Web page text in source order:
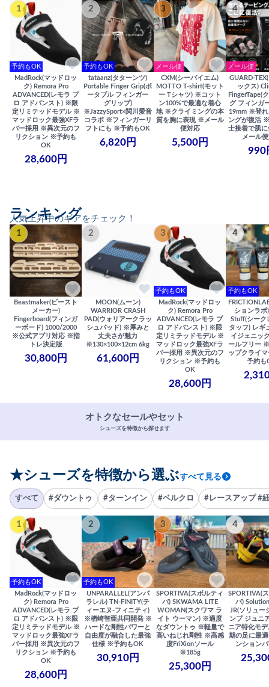
1
予約もOK
MadRock(マッドロッ
ク) Remora Pro
ADVANCED(レモラ プ
ロ アドバンスト) ※限
定リミテッドモデル ※
マッドロック最強XFラ
バー採用 ※異次元のフ
リクション ※予約も
OK
28,600円
2
予約もOK
tataanz(タターンツ)
Portable Finger Grip(ポ
ータブル フィンガー
グリップ)
※JazzySport×関川愛音
コラボ ※フィンガーリ
フトにも ※予約もOK
6,820円
3
メール便
CXM(シーバイエム)
MOTTO T-shirt(モット
ー Tシャツ) ※コット
ン100%で最適な着心
地 ※クライミングの本
質を胸に表現 ※メール
便対応
5,500円
4
メール便
GUARD-
ックス)
FingerTape(
グ フィンガ
19mm ※登れ
ングが復活
士接着で肌
メール
990
人気上昇中のギアをチェック！
ランキング
1
Beastmaker(ビースト
メーカー)
Fingerboard(フィンガ
ーボード) 1000/2000
※公式アプリ対応 ※指
トレ決定版
30,800円
2
MOON(ムーン)
WARRIOR CRASH
PAD(ウォリアークラッ
シュパッド) ※厚みと
丈夫さが魅力
※130×100×12cm 6kg
61,600円
3
予約もOK
MadRock(マッドロッ
ク) Remora Pro
ADVANCED(レモラ プ
ロ アドバンスト) ※限
定リミテッドモデル ※
マッドロック最強XFラ
バー採用 ※異次元のフ
リクション ※予約も
OK
28,600円
4
予約もOK
ションラボ
Stuff(シーク
タッフ) レギ
イジェニッ
ールフリー
ップクライ
予約も
オトクなセールやセット
シューズを特徴から探せます
★シューズを特徴から選ぶすべて見る
すべて #ダウントゥ #ターンイン #ベルクロ #レースアップ #
1
予約もOK
MadRock(マッドロッ
ク) Remora Pro
ADVANCED(レモラ プ
ロ アドバンスト) ※限
定リミテッドモデル ※
マッドロック最強XFラ
バー採用 ※異次元のフ
リクション ※予約も
OK
28,600円
2
予約もOK
UNPARALLEL(アンパ
ラレル) TN-FINITY(テ
ィーエヌ-フィニティ)
※楢崎智亜共同開発 ※
ハードな剛性パワーと
自由度が融合した最強
仕様 ※予約もOK
30,910円
3
SPORTIVA(スポルティ
バ) SKWAMA LITE
WOMAN(スクワマ ラ
イト ウーマン) ※適度
なダウントゥ ※軽量で
高いねじれ剛性 ※高感
度FriXionソール
※185g
25,300円
4
SPORTIVA(
バ)
JR(ソリュー
ンプ ジュニ
ニア特化モ
期の足に最
ンション